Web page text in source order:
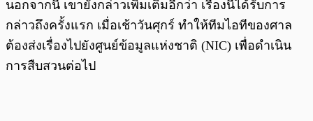
นอกจากนี้ เขายังกล่าวเพิ่มเติมอีกว่า เรื่องนี้ได้รับการ
กล่าวถึงครั้งแรก เมื่อเช้าวันศุกร์ ทำให้ทีมไอทีของศาล
ต้องส่งเรื่องไปยังศูนย์ข้อมูลแห่งชาติ (NIC) เพื่อดำเนิน
การสืบสวนต่อไป